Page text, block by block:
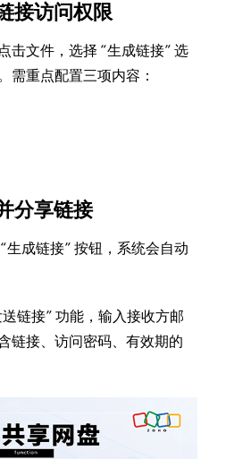
接访问权限
击文件，选择 “生成链接” 选
需重点配置三项内容：
分享链接
生成链接” 按钮，系统会自动
链接” 功能，输入接收方邮
链接、访问密码、有效期的